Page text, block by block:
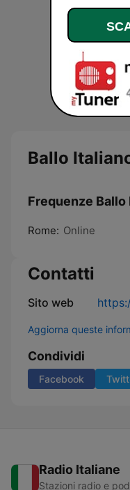
Ballo
Frequenze Ballo
Rome: Online
Contatti
Sito web
Aggiorna queste
Condividi
Facebook
Radio Italiane
Stazioni radio e